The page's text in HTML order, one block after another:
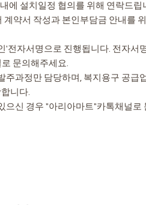
에 설치일정 협의를 위해 연락드립
계약서 작성과 본인부담금 안내를
'전자서명으로 진행됩니다. 전자서
문의해주세요.
주과정만 담당하며, 복지용구 공급
니다.
으신 경우 "아리아마트"카톡채널로